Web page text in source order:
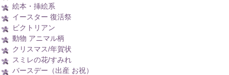
絵本・挿絵系
イースター 復活祭
ビクトリアン
動物 アニマル柄
クリスマス/年賀状
スミレの花/すみれ
バースデー（出産 お祝）